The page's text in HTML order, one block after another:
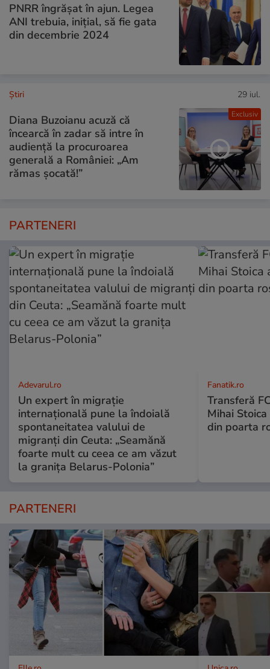
PNRR îngrășat în ajun. Legea
ANI trebuia, inițial, să fie gata
din decembrie 2024
Exclusiv
Ştiri 29 iul.
Diana Buzoianu acuză că
încearcă în zadar să intre în
audiență la procuroarea
generală a României: „Am
rămas șocată!”
PARTENERI
Adevarul.ro
Un expert în migrație
internațională pune la îndoială
spontaneitatea valului de
migranți din Ceuta: „Seamănă
foarte mult cu ceea ce am văzut
la granița Belarus-Polonia”
Fanatik.ro
Transferă
Mihai
din poarta
PARTENERI